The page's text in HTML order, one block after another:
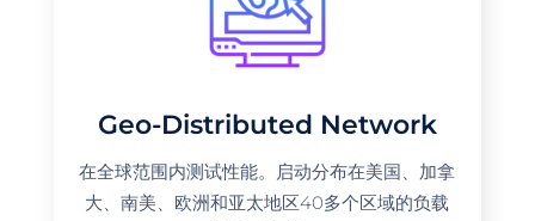
Geo-Distributed Network
在全球范围内测试性能。启动分布在美国、加拿
大、南美、欧洲和亚太地区40多个区域的负载